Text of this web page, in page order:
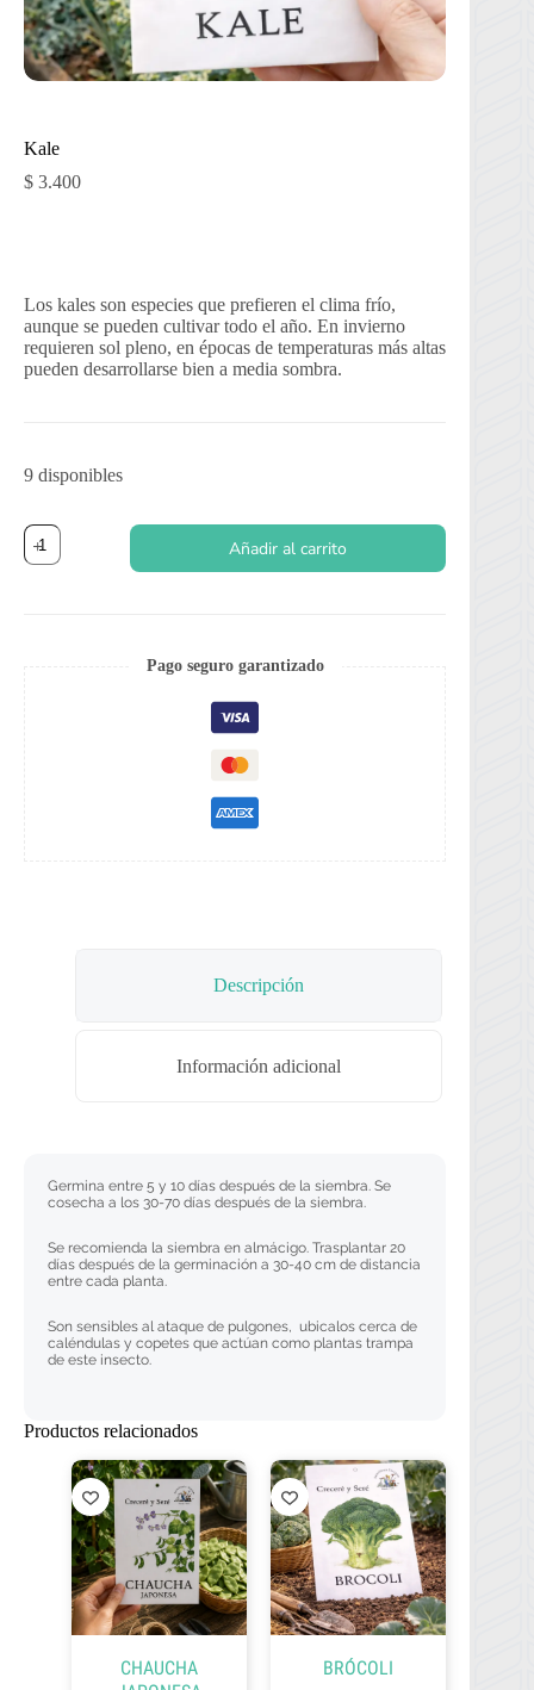
Kale
$ 3.400
Los kales son especies que prefieren el clima frío,
aunque se pueden cultivar todo el año. En invierno
requieren sol pleno, en épocas de temperaturas más altas
pueden desarrollarse bien a media sombra.
9 disponibles
Kale
cantidad
Añadir al carrito
Pago seguro garantizado
Descripción
Información adicional
Germina entre 5 y 10 días después de la siembra. Se
cosecha a los 30-70 días después de la siembra.
Se recomienda la siembra en almácigo. Trasplantar 20
días después de la germinación a 30-40 cm de distancia
entre cada planta.
Son sensibles al ataque de pulgones, ubicalos cerca de
caléndulas y copetes que actúan como plantas trampa
de este insecto.
Productos relacionados
CHAUCHA
BRÓCOLI